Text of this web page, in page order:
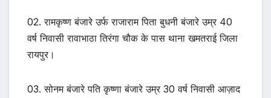
02. रामकृष्ण बंजारे उर्फ राजाराम पिता बुधनी बंजारे उम्र 40
वर्ष निवासी रावाभाठा तिरंगा चौक के पास थाना खमतराई जिला
रायपुर।
03. सोनम बंजारे पति कृष्णा बंजारे उम्र 30 वर्ष निवासी आज़ाद